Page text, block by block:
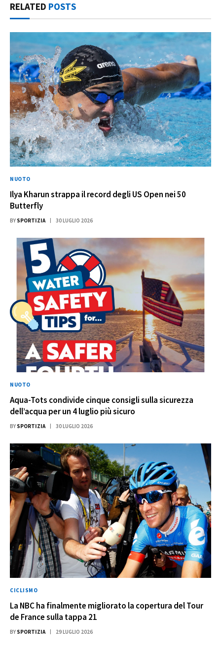
RELATED POSTS
NUOTO
Ilya Kharun strappa il record degli US Open nei 50
Butterfly
BY SPORTIZIA 30 LUGLIO 2026
NUOTO
Aqua-Tots condivide cinque consigli sulla sicurezza
dell’acqua per un 4 luglio più sicuro
BY SPORTIZIA 30 LUGLIO 2026
CICLISMO
La NBC ha finalmente migliorato la copertura del Tour
de France sulla tappa 21
BY SPORTIZIA 29 LUGLIO 2026